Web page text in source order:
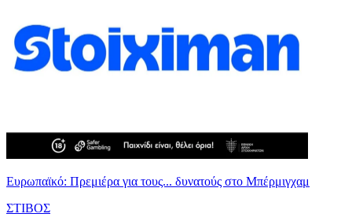
Ευρωπαϊκό: Πρεμιέρα για τους... δυνατούς στο Μπέρμιγχαμ
ΣΤΙΒΟΣ